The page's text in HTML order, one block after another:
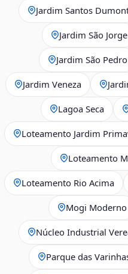
Jardim Santos
Jardim São Jorge
Jardim São Pedro
Jardim Veneza
Lagoa Seca
Loteamento Jardim
Loteamento
Loteamento Rio Acima
Mogi Moderno
Núcleo Industrial
Parque das